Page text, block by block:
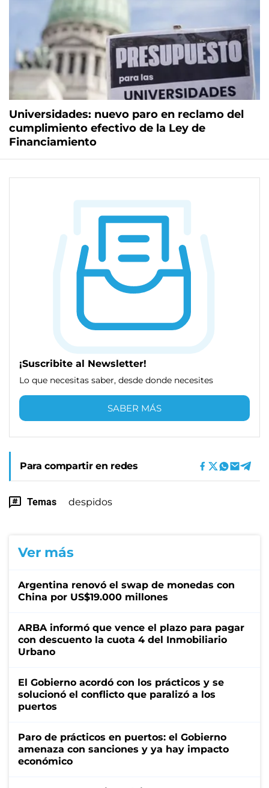
Universidades: nuevo paro en reclamo del
cumplimiento efectivo de la Ley de
Financiamiento
¡Suscribite al Newsletter!
Lo que necesitas saber, desde donde necesites
SABER MÁS
Para compartir en redes
Temas despidos
Ver más
Argentina renovó el swap de monedas con
China por US$19.000 millones
ARBA informó que vence el plazo para pagar
con descuento la cuota 4 del Inmobiliario
Urbano
El Gobierno acordó con los prácticos y se
solucionó el conflicto que paralizó a los
puertos
Paro de prácticos en puertos: el Gobierno
amenaza con sanciones y ya hay impacto
económico